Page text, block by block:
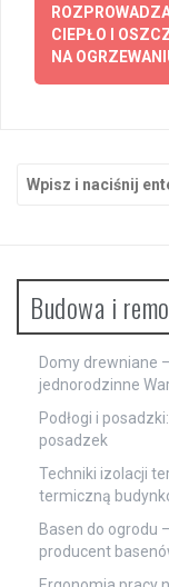
CIEPŁO I
NA
Budowa i
Domy drewniane
jednorodzinne
Podłogi i
posadzek
Techniki izolacji
termiczną
Basen do ogrodu
producent